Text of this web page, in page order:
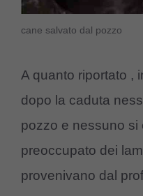
cane salvato dal pozzo
A quanto riportato ,
dopo la caduta
pozzo e nessuno si
preoccupato dei
provenivano dal